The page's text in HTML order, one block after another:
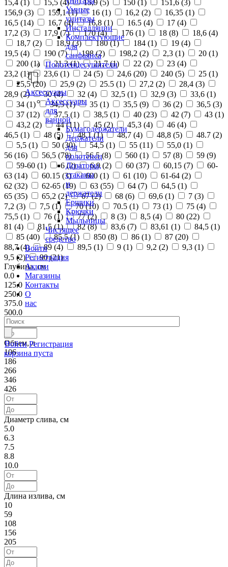
Умные
унитазы
Инсталляции
Комплектующие
для
санфаянса
Полотенцесушители
Аксессуары
Аксессуары
для
ванной
Бумагодержатели
Держатели
для
полотенец
Дозаторы,
стаканы
и
держатели
Ершики
Крючки
Мыльницы
Чистящее
средство
Войти
Регистрация
Акции
Магазины
Контакты
О
нас
Войти Регистрация
корзина пуста
15,4 (1 ) 15,5 (4) 15,9 (5) 150 (1 ) 151,6 (3)
156,9 (3) 159,1 (1) 16 (1) 16,2 (2) 16,35 (1)
16,5 (14) 16,7 (4) 16,8 (1) 16.5 (4) 17 (4)
17,2 (3) 17,9 (7) 170 (4) 176 (1) 18 (8) 18,6 (4)
18,7 (2) 18,9 (3) 180 (1) 184 (1) 19 (4)
19,5 (4) 190 (7) 198 (2) 198,2 (2) 2,3 (1) 20 (1)
200 (1) 21,3 (1) 21,7 (1) 22 (2) 23 (4)
23,2 (1) 23,6 (1) 24 (5) 24,6 (20) 240 (5) 25 (1)
25,5 (20) 25,9 (2) 25.5 (1) 27,2 (2) 28,4 (3)
28,9 (2) 30 (4) 32 (4) 32,5 (1) 32,9 (3) 33,6 (1)
34 (1) 34,5 (1) 35 (1) 35,5 (9) 36 (2) 36,5 (3)
37 (12) 37,5 (1) 38,5 (1) 40 (23) 42 (7) 43 (1)
43,2 (2) 44 (11) 45 (2) 45,3 (4) 46 (4)
46,5 (1) 48 (5) 48,1 (1) 48,7 (4) 48,8 (5) 48.7 (2)
5,5 (1) 50 (30) 54,5 (1) 55 (11) 55,0 (1)
56 (16) 56,5 (78) 56.5 (8) 560 (1) 57 (8) 59 (9)
59-60 (1) 6 (2) 6,9 (2) 60 (37) 60,15 (7)
60-
63 (14) 60.15 (3) 600 (1) 61 (10) 61-64 (2)
62 (32) 62-65 (19) 63 (55) 64 (7) 64,5 (1)
65 (35) 65,2 (2) 67 (2) 68 (6) 69,6 (1) 7 (3)
7,2 (3) 7,5 (1) 70 (10) 70.5 (1) 73 (1) 75 (4)
75,5 (1) 76 (1) 77 (2) 8 (3) 8,5 (4) 80 (22)
81 (4) 81,5 (1) 82 (8) 83,6 (7) 83,61 (1) 84,5 (1)
85 (40) 85,5 (1) 850 (8) 86 (1) 87 (20)
88,7 (4) 89 (4) 89,5 (1) 9 (1) 9,2 (2) 9,3 (1)
9,5 (2) 90 (21)
Глубина, см
0.0
125.0
250.0
375.0
500.0
Объем, л
106
186
266
346
426
Диаметр слива, см
5.0
6.3
7.5
8.8
10.0
Длина излива, см
10
59
108
156
205